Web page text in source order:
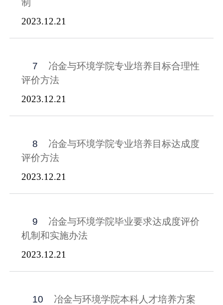
制
2023.12.21
7
冶金与环境学院专业培养目标合理性
评价方法
2023.12.21
8
冶金与环境学院专业培养目标达成度
评价方法
2023.12.21
9
冶金与环境学院毕业要求达成度评价
机制和实施办法
2023.12.21
10
冶金与环境学院本科人才培养方案